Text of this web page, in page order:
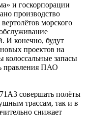
и госкорпорации
производство
морского
И конечно, будут
проектов на
колоссальные запасы
правления ПАО
совершать полёты
трассам, так и в
снижает